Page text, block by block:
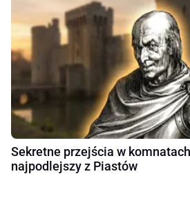
Sekretne przejścia w
najpodlejszy z Piastów